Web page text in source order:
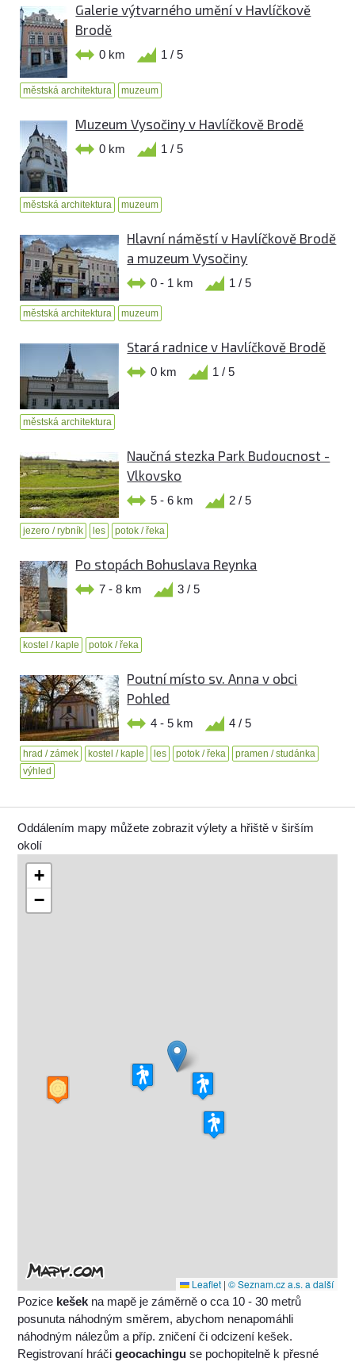
Galerie výtvarného umění v Havlíčkově
Brodě
0 km 1 / 5
městská architektura muzeum
Muzeum Vysočiny v Havlíčkově Brodě
0 km 1 / 5
městská architektura muzeum
Hlavní náměstí v Havlíčkově Brodě
a muzeum Vysočiny
0 - 1 km 1 / 5
městská architektura muzeum
Stará radnice v Havlíčkově Brodě
0 km 1 / 5
městská architektura
Naučná stezka Park Budoucnost -
Vlkovsko
5 - 6 km 2 / 5
jezero / rybník les potok / řeka
Po stopách Bohuslava Reynka
7 - 8 km 3 / 5
kostel / kaple potok / řeka
Poutní místo sv. Anna v obci
Pohled
4 - 5 km 4 / 5
hrad / zámek kostel / kaple les potok / řeka
pramen / studánka
výhled
Oddálením mapy můžete zobrazit výlety a hřiště v širším
okolí
+
−
Leaflet | © Seznam.cz a.s. a další
Pozice kešek na mapě je záměrně o cca 10 - 30 metrů
posunuta náhodným směrem, abychom nenapomáhli
náhodným nálezům a příp. zničení či odcizení kešek.
Registrovaní hráčigeocachingu se pochopitelně k přesné